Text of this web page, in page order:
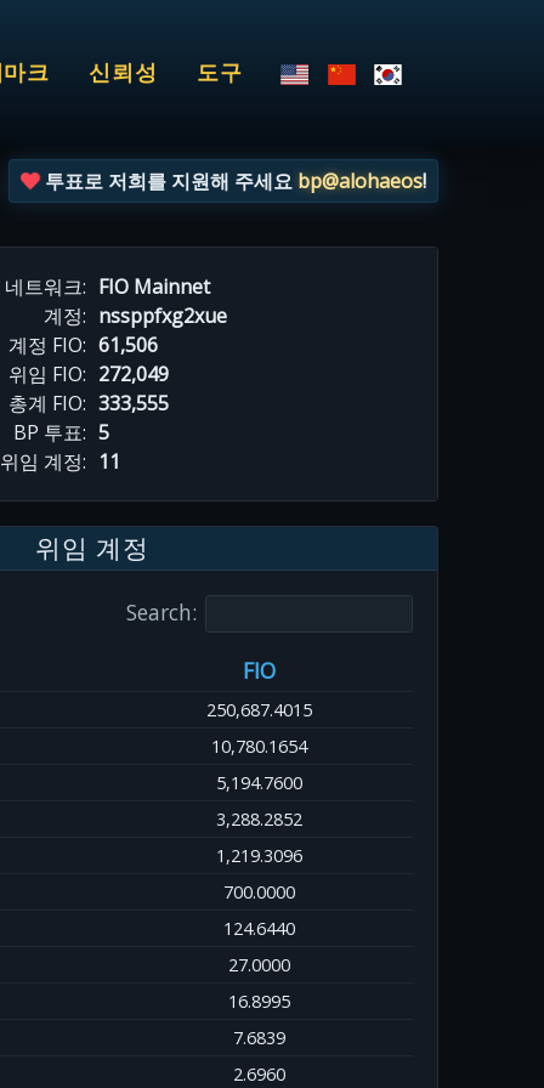
크 신뢰성 도구
투표로 저희를 지원해 주세요 bp@alohaeos!
네트워크: FIO Mainnet
계정: nssppfxg2xue
계정 FIO: 61,506
위임 FIO: 272,049
총계 FIO: 333,555
BP 투표: 5
위임 계정: 11
위임 계정
Search:
FIO
250,687.4015
10,780.1654
5,194.7600
3,288.2852
1,219.3096
700.0000
124.6440
27.0000
16.8995
7.6839
2.6960